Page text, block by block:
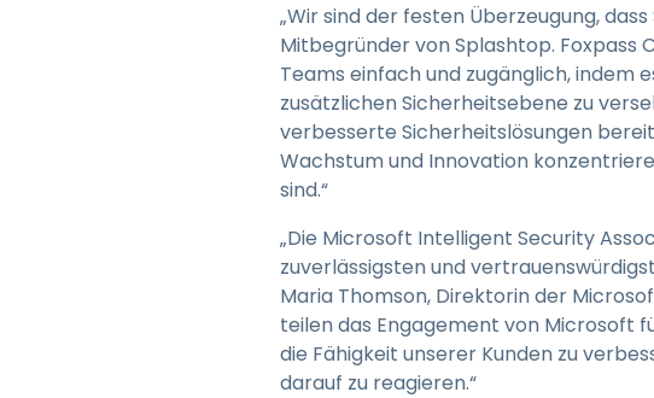
„Wir sind der festen Überzeugung,
Mitbegründer von Splashtop. Foxpass
Teams einfach und zugänglich, indem
zusätzlichen Sicherheitsebene zu
verbesserte Sicherheitslösungen
Wachstum und Innovation
sind.“
„Die Microsoft Intelligent Security
zuverlässigsten und
Maria Thomson, Direktorin der
teilen das Engagement von Microsoft
die Fähigkeit unserer Kunden zu
darauf zu reagieren.“